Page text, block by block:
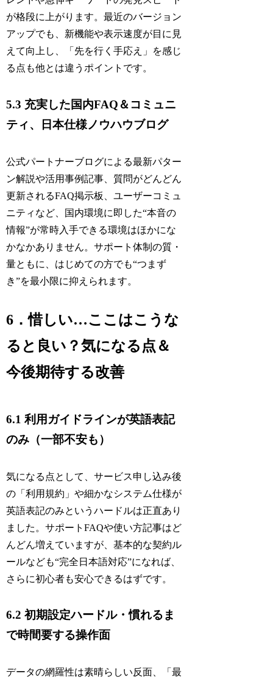
が格段に上がります。最近のバージョン
アップでも、新機能や表示速度が目に見
えて向上し、「先を行く手応え」を感じ
る点も他とは違うポイントです。
5.3 充実した国内FAQ＆コミュニ
ティ、日本仕様ノウハウブログ
公式パートナーブログによる最新パター
ン解説や活用事例記事、質問がどんどん
更新されるFAQ掲示板、ユーザーコミュ
ニティなど、国内環境に即した“本音の
情報”が常時入手できる環境はほかにな
かなかありません。サポート体制の質・
量ともに、はじめての方でも“つまず
き”を最小限に抑えられます。
6．惜しい…ここはこうな
ると良い？気になる点＆
今後期待する改善
6.1 利用ガイドラインが英語表記
のみ（一部不安も）
気になる点として、サービス申し込み後
の「利用規約」や細かなシステム仕様が
英語表記のみというハードルは正直あり
ました。サポートFAQや使い方記事はど
んどん増えていますが、基本的な契約ル
ールなども“完全日本語対応”になれば、
さらに初心者も安心できるはずです。
6.2 初期設定ハードル・慣れるま
で時間要する操作面
データの網羅性は素晴らしい反面、「最